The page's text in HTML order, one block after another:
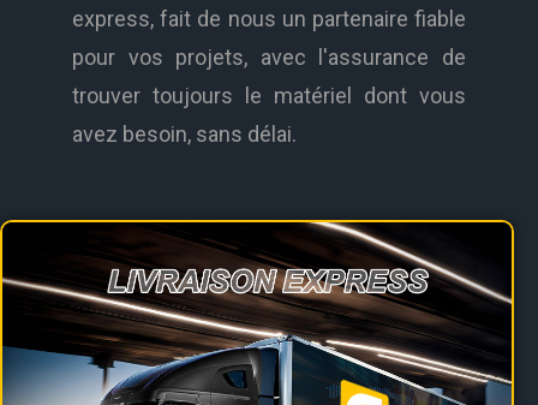
express, fait de nous un partenaire fiable
pour vos projets, avec l'assurance de
trouver toujours le matériel dont vous
avez besoin, sans délai.